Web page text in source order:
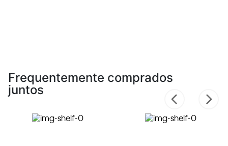
Frequentemente comprados
juntos